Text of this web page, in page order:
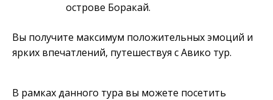
острове Боракай.
Вы получите максимум положительных эмоций и
ярких впечатлений, путешествуя с Авико тур.
В рамках данного тура вы можете посетить